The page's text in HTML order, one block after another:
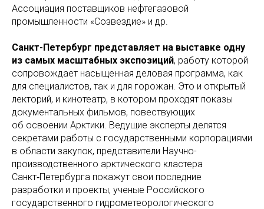
Ассоциация поставщиков нефтегазовой
промышленности «Созвездие» и др.
Санкт-Петербург представляет на выставке одну
из самых масштабных экспозиций, работу которой
сопровождает насыщенная деловая программа, как
для специалистов, так и для горожан. Это и открытый
лекторий, и кинотеатр, в котором проходят показы
документальных фильмов, повествующих
об освоении Арктики. Ведущие эксперты делятся
секретами работы с государственными корпорациями
в области закупок, представители Научно-
производственного арктического кластера
Санкт‑Петербурга покажут свои последние
разработки и проекты, ученые Российского
государственного гидрометеорологического